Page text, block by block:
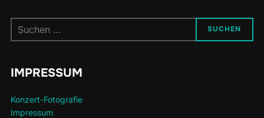
nach:
SUCHEN
IMPRESSUM
Konzert-Fotografie
Impressum